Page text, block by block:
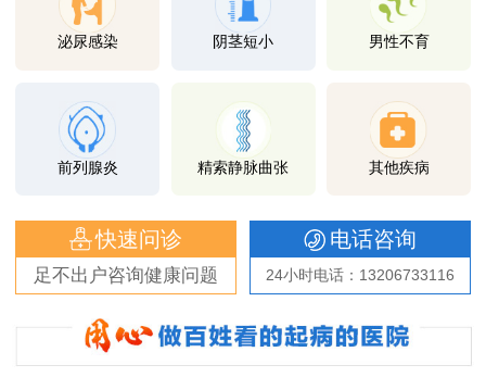
泌尿感染 阴茎短小 男性不育
前列腺炎 精索静脉曲张 其他疾病
快速问诊
足不出户咨询健康问题
电话咨询
24小时电话：13206733116